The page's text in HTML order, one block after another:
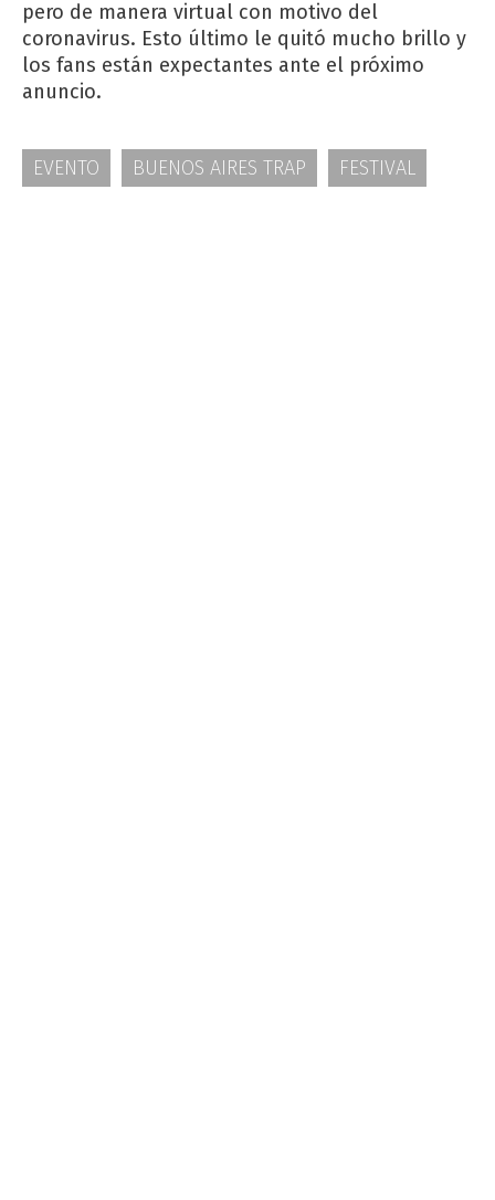
pero de manera virtual con motivo del
coronavirus. Esto último le quitó mucho brillo y
los fans están expectantes ante el próximo
anuncio.
EVENTO BUENOS AIRES TRAP FESTIVAL